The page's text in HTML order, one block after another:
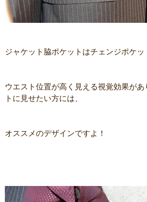
ジャケット脇ポケットはチェンジポケッ
ウエスト位置が高く見える視覚効果が
トに見せたい方には、
オススメのデザインですよ！